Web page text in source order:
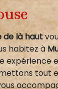
de là haut
habitez à
expérience
tout